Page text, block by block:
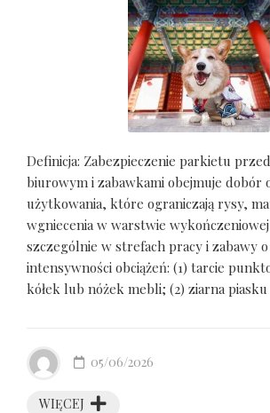
Definicja: Zabezpieczenie parkietu
biurowym i zabawkami obejmuje dobór
użytkowania, które ograniczają rysy,
wgniecenia w warstwie
szczególnie w strefach pracy i zabawy
intensywności obciążeń: (1) tarcie
kółek lub nóżek mebli; (2) ziarna piasku
WIĘCEJ
05/06/2026